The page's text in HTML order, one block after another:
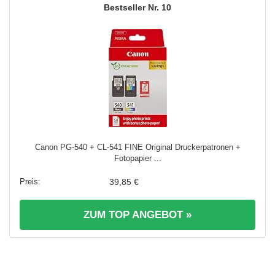
10
Canon PG-540 + CL-541 FINE Original Druckerpatronen +
Fotopapier ...
39,85 €
ZUM TOP ANGEBOT »